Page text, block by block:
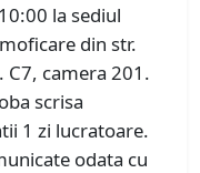
la sediul
din str.
C7, camera 201.
scrisa
1 zi lucratoare.
odata cu